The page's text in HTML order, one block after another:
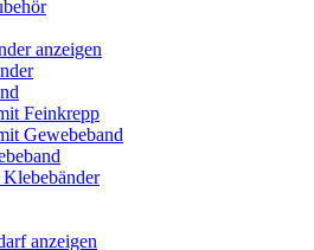
anzeigen
Feinkrepp
Gewebeband
Klebebänder
anzeigen